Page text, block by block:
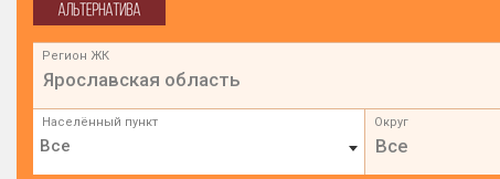
Регион ЖК
Ярославская область
Населённый пункт Округ
Все